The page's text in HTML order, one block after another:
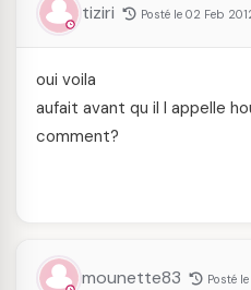
tiziri Posté le 02 Feb
oui voila
aufait avant qu il l appelle
comment?
mounette83 Posté